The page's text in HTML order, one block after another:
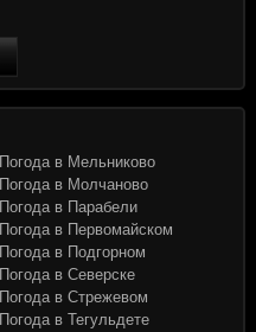
Погода в Мельниково
Погода в Молчаново
Погода в Парабели
Погода в Первомайском
Погода в Подгорном
Погода в Северске
Погода в Стрежевом
Погода в Тегульдете